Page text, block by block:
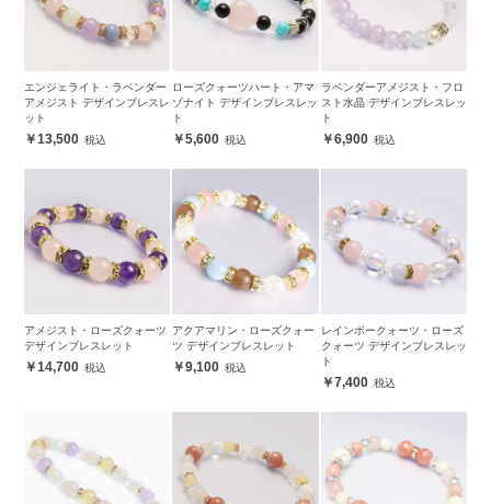
エンジェライト・ラベンダー
アメジスト デザインブレスレ
ット
13,500
ローズクォーツハート・アマ
ゾナイト デザインブレスレッ
ト
5,600
ラベンダーアメジスト・フロ
スト水晶 デザインブレスレッ
ト
6,900
アメジスト・ローズクォーツ
デザインブレスレット
14,700
アクアマリン・ローズクォー
ツ デザインブレスレット
9,100
レインボークォーツ・ローズ
クォーツ デザインブレスレッ
ト
7,400